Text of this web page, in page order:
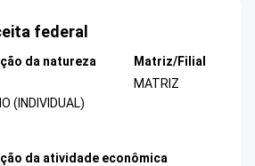
federal
da natureza
(INDIVIDUAL)
Matriz/Filial
MATRIZ
da atividade econômica